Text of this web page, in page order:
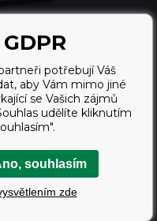
- 2026,
Rybina
eshopů
potřebují Váš
aby Vám mimo jiné
se Vašich zájmů
udělíte kliknutím
souhlasím
zde